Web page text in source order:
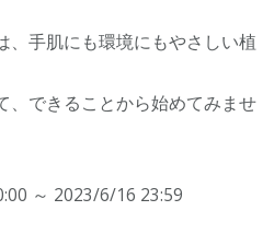
、手肌にも環境にもやさしい植
、できることから始めてみませ
～ 2023/6/16 23:59